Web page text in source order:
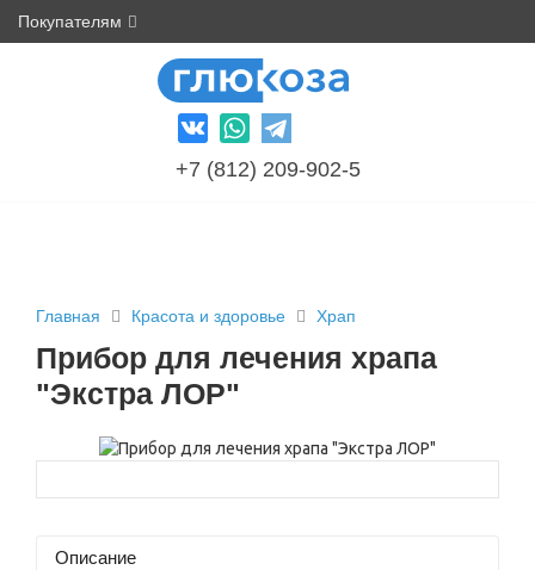
Покупателям
+7 (812) 209-902-5
Главная Красота и здоровье Храп
Прибор для лечения храпа
"Экстра ЛОР"
Описание